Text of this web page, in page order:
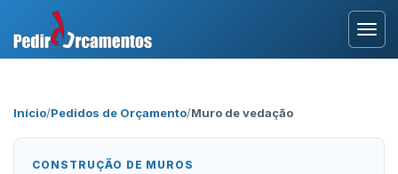
Início/Pedidos de Orçamento/Muro de vedação
CONSTRUÇÃO DE MUROS
Área Profissional